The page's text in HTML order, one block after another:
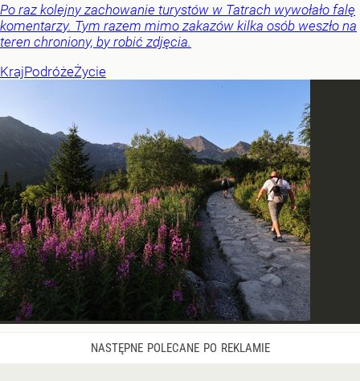
Po raz kolejny zachowanie turystów w Tatrach wywołało falę
komentarzy. Tym razem mimo zakazów kilka osób weszło na
teren chroniony, by robić zdjęcia.
KrajPodróżeŻycie